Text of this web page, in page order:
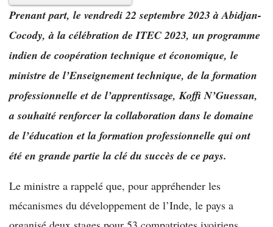
Prenant part, le vendredi 22 septembre 2023 à Abidjan-
Cocody, à la célébration de ITEC 2023, un programme
indien de coopération technique et économique, le
ministre de l’Enseignement technique, de la formation
professionnelle et de l’apprentissage, Koffi N’Guessan,
a souhaité renforcer la collaboration dans le domaine
de l’éducation et la formation professionnelle qui ont
été en grande partie la clé du succès de ce pays.
Le ministre a rappelé que, pour appréhender les
mécanismes du développement de l’Inde, le pays a